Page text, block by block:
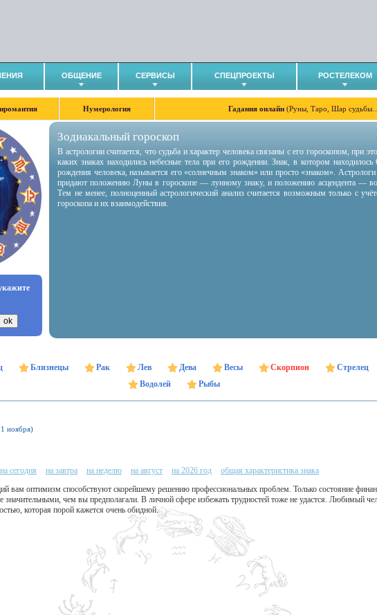
ОБЩЕНИЕ СЕРВИСЫ СПЕЦПРОЕКТЫ РОСТЕЛЕКОМ
Нумерология Гадания онлайн (Руны, Таро, Шар
Зодиакальный гороскоп
В астрологии считается, что судьба и характер человека связаны с его гороскопом, при
каких знаках находились небесные тела при его рождении. Знак, в котором
рождения человека, называется его «солнечным знаком» или просто «знаком».
придают положению Луны в гороскопе — лунному знаку, и положению асцендента —
Тем не менее, полноценный астрологический анализ считается возможным только с
гороскопа и их взаимодействия.
Близнецы Рак Лев Дева Весы Скорпион Стрелец
Водолей
Рыбы
ноября)
на сегодня на завтра на неделю на август на 2026 год
общая характеристика знака
вам оптимизм способствуют скорейшему решению профессиональных проблем. Только состояние
значительными, чем вы предполагали. В личной сфере избежать трудностей тоже не удастся. Любимый
которая порой кажется очень обидной.